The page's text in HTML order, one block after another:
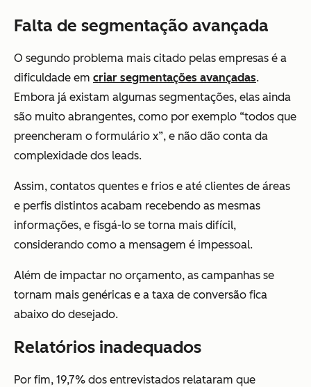
Falta de segmentação avançada
O segundo problema mais citado pelas empresas é a
dificuldade em criar segmentações avançadas.
Embora já existam algumas segmentações, elas ainda
são muito abrangentes, como por exemplo “todos que
preencheram o formulário x”, e não dão conta da
complexidade dos leads.
Assim, contatos quentes e frios e até clientes de áreas
e perfis distintos acabam recebendo as mesmas
informações, e fisgá-lo se torna mais difícil,
considerando como a mensagem é impessoal.
Além de impactar no orçamento, as campanhas se
tornam mais genéricas e a taxa de conversão fica
abaixo do desejado.
Relatórios inadequados
Por fim, 19,7% dos entrevistados relataram que